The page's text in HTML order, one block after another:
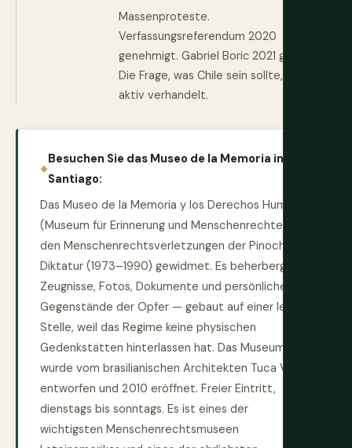
Massenproteste.
Verfassungsreferendum 2020
genehmigt. Gabriel Boric 2021 gewählt.
Die Frage, was Chile sein sollte, wird
aktiv verhandelt.
Besuchen Sie das Museo de la Memoria in
Santiago:
Das Museo de la Memoria y los Derechos Humanos
(Museum für Erinnerung und Menschenrechte) ist
den Menschenrechtsverletzungen der Pinochet-
Diktatur (1973–1990) gewidmet. Es beherbergt
Zeugnisse, Fotos, Dokumente und persönliche
Gegenstände der Opfer — gebaut auf einer leeren
Stelle, weil das Regime keine physischen
Gedenkstätten hinterlassen hat. Das Museum
wurde vom brasilianischen Architekten Tuca Vieira
entworfen und 2010 eröffnet. Freier Eintritt,
dienstags bis sonntags. Es ist eines der
wichtigsten Menschenrechtsmuseen